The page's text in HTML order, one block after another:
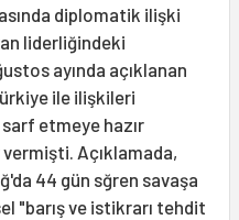
diplomatik ilişki
liderliğindeki
ayında açıklanan
ile ilişkileri
etmeye hazır
Açıklamada,
44 gün sğren savaşa
"barış ve istikrarı tehdit